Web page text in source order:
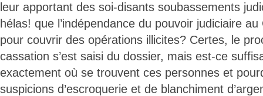
leur apportant des soi-disants soubassements
hélas! que l’indépendance du pouvoir judiciaire
pour couvrir des opérations illicites? Certes, le
cassation s’est saisi du dossier, mais est-ce
exactement où se trouvent ces personnes et
suspicions d’escroquerie et de blanchiment